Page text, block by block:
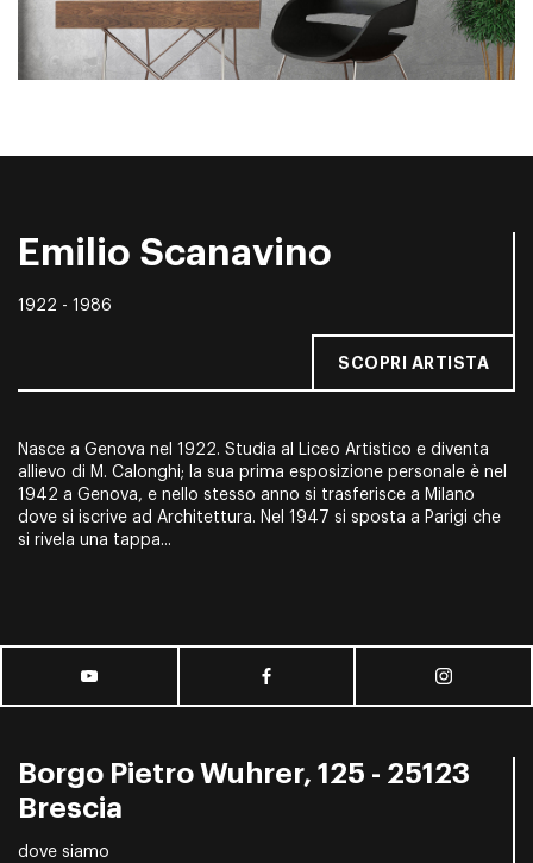
Emilio Scanavino
1922 - 1986
SCOPRI ARTISTA
Nasce a Genova nel 1922. Studia al Liceo Artistico e diventa
allievo di M. Calonghi; la sua prima esposizione personale è nel
1942 a Genova, e nello stesso anno si trasferisce a Milano
dove si iscrive ad Architettura. Nel 1947 si sposta a Parigi che
si rivela una tappa...
Borgo Pietro Wuhrer, 125 - 25123
Brescia
dove siamo